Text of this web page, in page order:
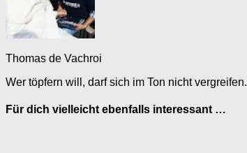
Thomas de Vachroi
Wer töpfern will, darf sich im Ton nicht vergreifen.
Für dich vielleicht ebenfalls interessant …